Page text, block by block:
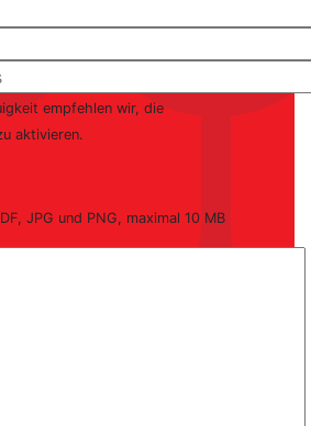
empfehlen wir, die
aktivieren.
JPG und PNG, maximal 10 MB